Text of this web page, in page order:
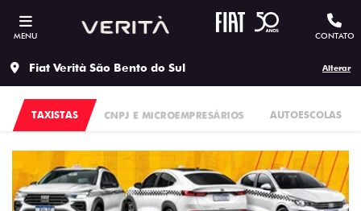
MENU CONTATO
Fiat Verità São Bento do Sul Alterar
CNPJ E MICROEMPRESÁRIOS AUTOESCOLAS
TAXISTAS